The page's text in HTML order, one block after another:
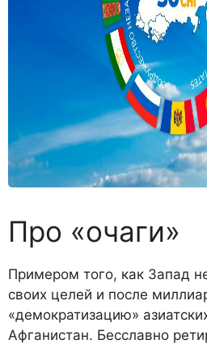
Про «очаги»
Примером того, как Запад
своих целей и после
«демократизацию»
Афганистан. Бесславно